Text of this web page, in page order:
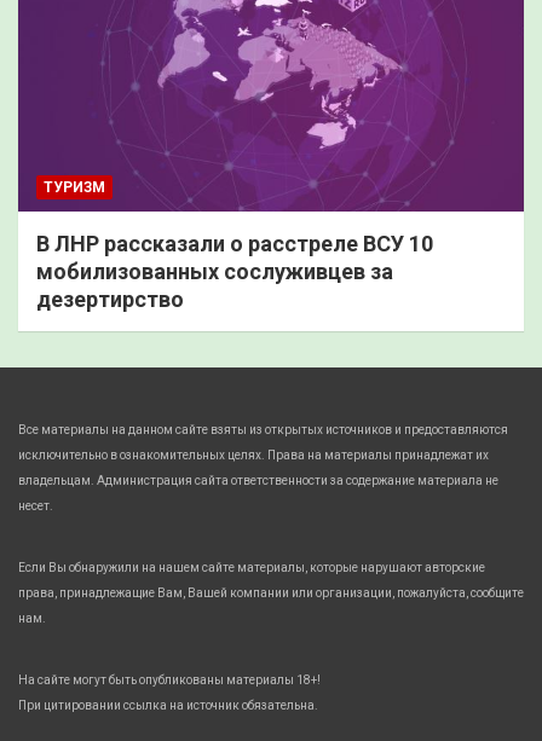
ТУРИЗМ
В ЛНР рассказали о расстреле ВСУ 10
мобилизованных сослуживцев за
дезертирство
Все материалы на данном сайте взяты из открытых источников и предоставляются
исключительно в ознакомительных целях. Права на материалы принадлежат их
владельцам. Администрация сайта ответственности за содержание материала не
несет.
Если Вы обнаружили на нашем сайте материалы, которые нарушают авторские
права, принадлежащие Вам, Вашей компании или организации, пожалуйста, сообщите
нам.
На сайте могут быть опубликованы материалы 18+!
При цитировании ссылка на источник обязательна.